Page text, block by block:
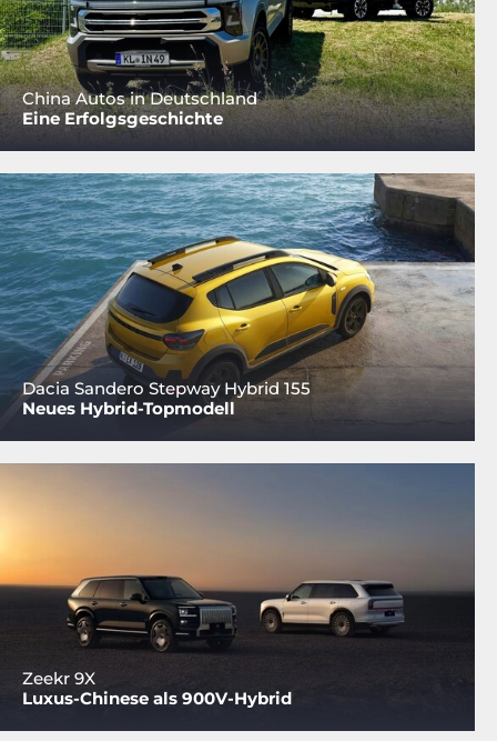
China Autos in Deutschland
Eine Erfolgsgeschichte
Dacia Sandero Stepway Hybrid 155
Neues Hybrid-Topmodell
Zeekr 9X
Luxus-Chinese als 900V-Hybrid